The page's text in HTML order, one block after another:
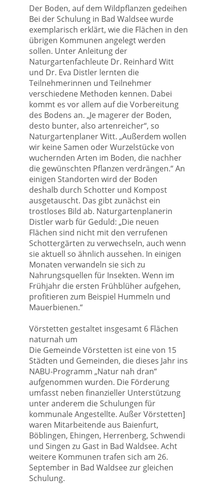
Der Boden, auf dem Wildpflanzen gedeihen
Bei der Schulung in Bad Waldsee wurde
exemplarisch erklärt, wie die Flächen in den
übrigen Kommunen angelegt werden
sollen. Unter Anleitung der
Naturgartenfachleute Dr. Reinhard Witt
und Dr. Eva Distler lernten die
Teilnehmerinnen und Teilnehmer
verschiedene Methoden kennen. Dabei
kommt es vor allem auf die Vorbereitung
des Bodens an. „Je magerer der Boden,
desto bunter, also artenreicher“, so
Naturgartenplaner Witt. „Außerdem wollen
wir keine Samen oder Wurzelstücke von
wuchernden Arten im Boden, die nachher
die gewünschten Pflanzen verdrängen.“ An
einigen Standorten wird der Boden
deshalb durch Schotter und Kompost
ausgetauscht. Das gibt zunächst ein
trostloses Bild ab. Naturgartenplanerin
Distler warb für Geduld: „Die neuen
Flächen sind nicht mit den verrufenen
Schottergärten zu verwechseln, auch wenn
sie aktuell so ähnlich aussehen. In einigen
Monaten verwandeln sie sich zu
Nahrungsquellen für Insekten. Wenn im
Frühjahr die ersten Frühblüher aufgehen,
profitieren zum Beispiel Hummeln und
Mauerbienen.“
Vörstetten gestaltet insgesamt 6 Flächen
naturnah um
Die Gemeinde Vörstetten ist eine von 15
Städten und Gemeinden, die dieses Jahr ins
NABU-Programm „Natur nah dran“
aufgenommen wurden. Die Förderung
umfasst neben finanzieller Unterstützung
unter anderem die Schulungen für
kommunale Angestellte. Außer Vörstetten]
waren Mitarbeitende aus Baienfurt,
Böblingen, Ehingen, Herrenberg, Schwendi
und Singen zu Gast in Bad Waldsee. Acht
weitere Kommunen trafen sich am 26.
September in Bad Waldsee zur gleichen
Schulung.